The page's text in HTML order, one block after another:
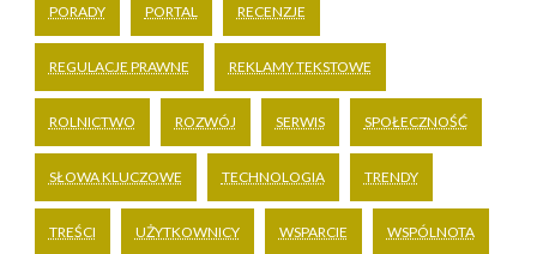
PORADY PORTAL RECENZJE
REGULACJE PRAWNE REKLAMY TEKSTOWE
ROLNICTWO ROZWÓJ SERWIS SPOŁECZNOŚĆ
SŁOWA KLUCZOWE TECHNOLOGIA TRENDY
TREŚCI UŻYTKOWNICY WSPARCIE WSPÓLNOTA